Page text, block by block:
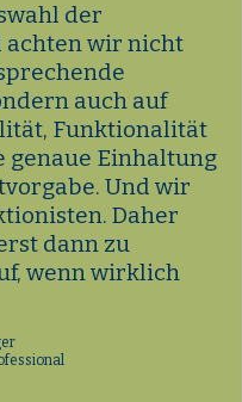
der
achten wir nicht
auch auf
Funktionalität
genaue Einhaltung
Und wir
Daher
dann zu
wenn wirklich